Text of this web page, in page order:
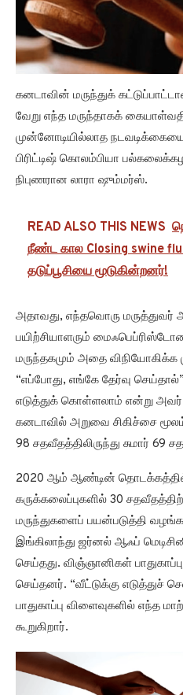
கனடாவின் மருந்துக்
வேறு எந்த மருந்தாகக்
முன்னோடியில்லாத
பிரிட்டிஷ் கொலம்பியா
நிபுணரான லாரா ஷும்மர்ஸ்.
READ ALSO THIS NEWS
நீண்ட கால Closing swine
தடுப்பூசியை மூடுகின்றனர்!
அதாவது, எந்தவொரு மருத்துவர்
பயிற்சியாளரும்
மருந்தகமும் அதை விநியோகிக்க
“எப்போது, ​​எங்கே தேர்வு
எடுத்துக் கொள்ளலாம் என்று அவர்
கனடாவில் அறுவை சிகிச்சை
98 சதவீதத்திலிருந்து சுமார் 69
2020 ஆம் ஆண்டின்
கருக்கலைப்புகளில் 30
மருந்துகளைப் பயன்படுத்தி
இங்கிலாந்து ஜர்னல் ஆஃப்
செய்தது. விஞ்ஞானிகள்
செய்தனர். “வீட்டுக்கு எடுத்துச்
பாதுகாப்பு விளைவுகளில் எந்த
கூறுகிறார்.